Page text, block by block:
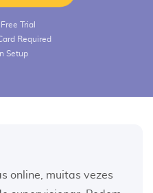
Trial
Required
Setup
online, muitas vezes